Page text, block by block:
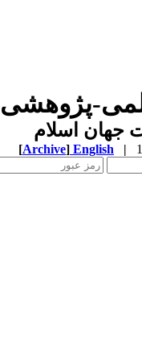
جهان اسلام
|
English
[Archive]